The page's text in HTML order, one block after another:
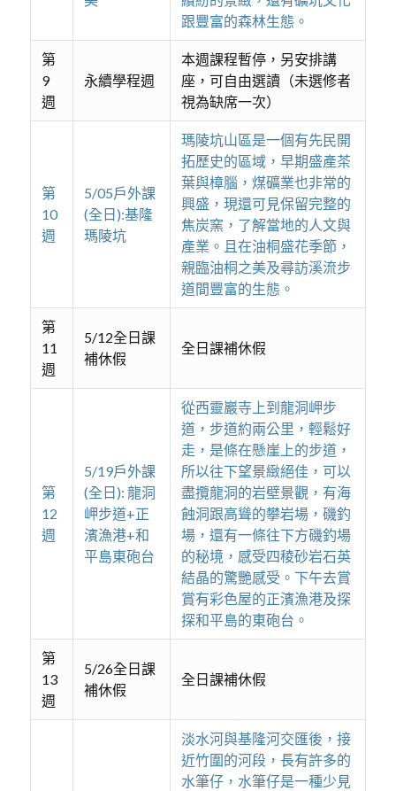
跟豐富的森林生態。
第
9
週
永續學程週
本週課程暫停，另安排講
座，可自由選讀（未選修者
視為缺席一次）
第
10
週
5/05戶外課
(全日):基隆
瑪陵坑
瑪陵坑山區是一個有先民開
拓歷史的區域，早期盛產茶
葉與樟腦，煤礦業也非常的
興盛，現還可見保留完整的
焦炭窯，了解當地的人文與
產業。且在油桐盛花季節，
親臨油桐之美及尋訪溪流步
道間豐富的生態。
第
11
週
5/12全日課
補休假
全日課補休假
第
12
週
5/19戶外課
(全日): 龍洞
岬步道+正
濱漁港+和
平島東砲台
從西靈巖寺上到龍洞岬步
道，步道約兩公里，輕鬆好
走，是條在懸崖上的步道，
所以往下望景緻絕佳，可以
盡攬龍洞的岩壁景觀，有海
蝕洞跟高聳的攀岩場，磯釣
場，還有一條往下方磯釣場
的秘境，感受四稜砂岩石英
結晶的驚艷感受。下午去賞
賞有彩色屋的正濱漁港及探
探和平島的東砲台。
第
13
週
5/26全日課
補休假
全日課補休假
淡水河與基隆河交匯後，接
近竹圍的河段，長有許多的
水筆仔，水筆仔是一種少見